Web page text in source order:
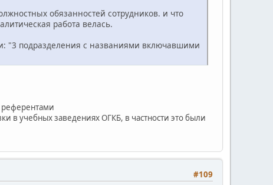
обязанностей сотрудников. и что
работа велась.
"3 подразделения с названиями включавшими
референтами
в учебных заведениях ОГКБ, в частности это были
#109